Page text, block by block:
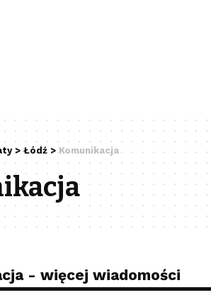
> Łódź>Komunikacja
- więcej wiadomości